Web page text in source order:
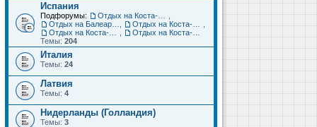
Испания
Подфорумы:
Темы: 204
Италия
Темы: 24
Латвия
Темы: 4
Нидерланды (Голландия)
Темы: 3